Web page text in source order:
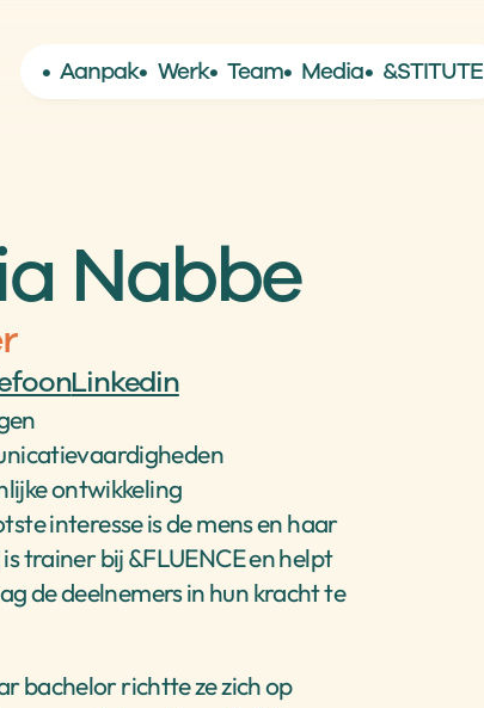
•  Aanpak•  Werk•  Team•  Media•  &STITUTE
Nabbe
Linkedin
ontwikkeling
interesse is de mens en haar
trainer bij &FLUENCE en helpt
de deelnemers in hun kracht te
bachelor richtte ze zich op